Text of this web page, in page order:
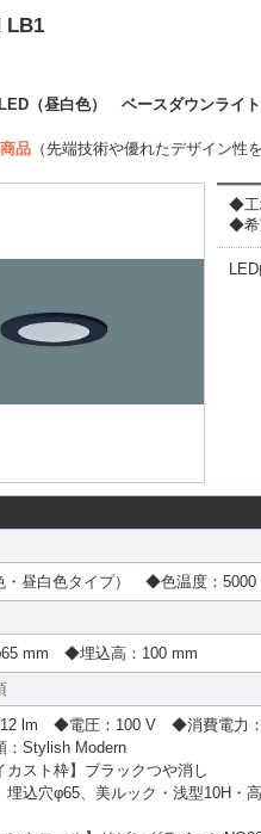
LB1
（昼白色） ベースダウンライ
品 （先端技術や優れたデザイン性
◆工
◆希
昼白色タイプ） ◆色温度：5000
mm ◆埋込高：100 mm
lm ◆電圧：100 V ◆消費電力
Stylish Modern
スト枠】ブラックつや消し
込穴φ65、美ルック・浅型10H・